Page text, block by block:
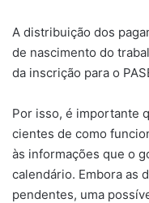
A distribuição dos
de nascimento do
da inscrição para o
Por isso, é importante
cientes de como
às informações que o
calendário. Embora as
pendentes, uma